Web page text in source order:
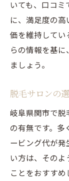
安心
剃り残し
剃り
プロ
効果
最新
剃り
岐阜
いても、口コ
に、満足度の
価を維持してい
らの情報を基
ましょう。
脱毛サロンの
岐阜県関市で
の有無です。多
ービング代が
い方は、その
ことをおすす